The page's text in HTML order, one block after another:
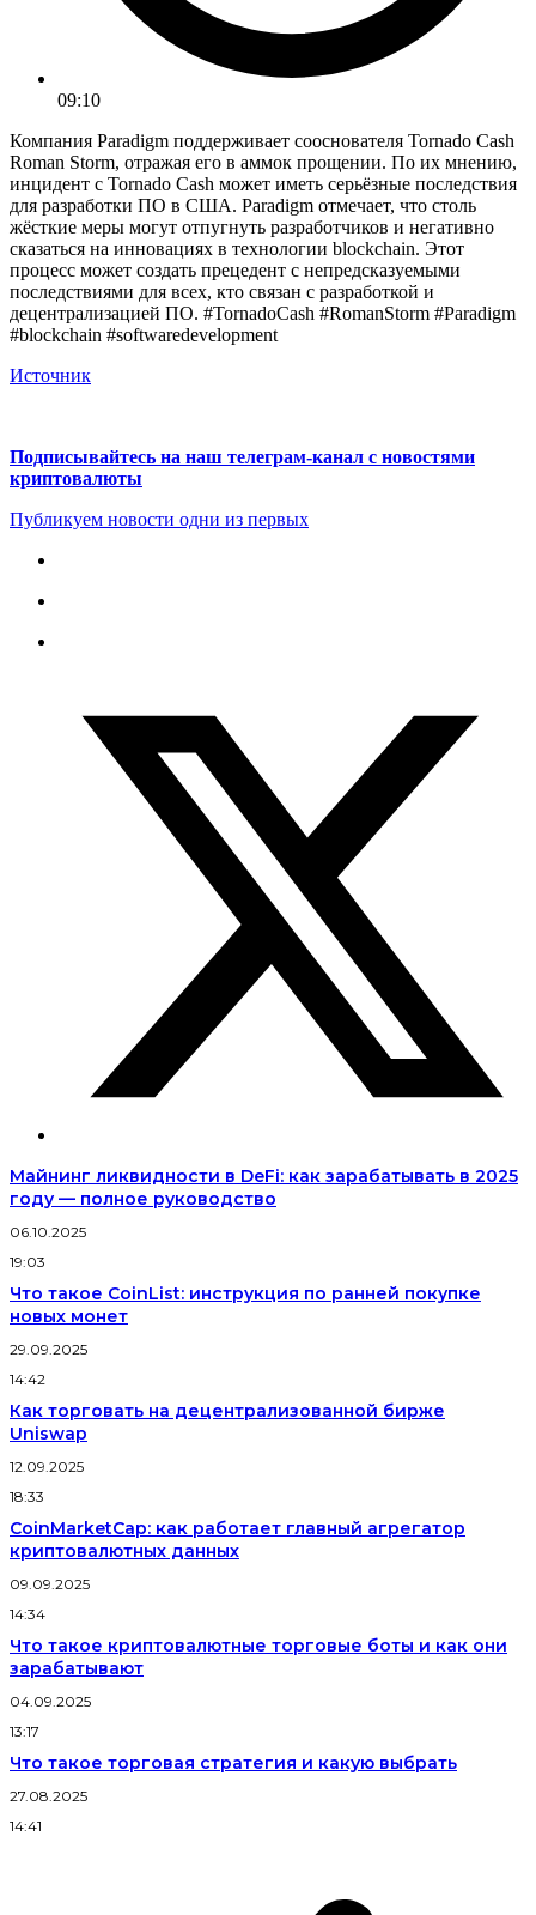
09:10
Компания Paradigm поддерживает сооснователя Tornado Cash
Roman Storm, отражая его в аммок прощении. По их мнению,
инцидент с Tornado Cash может иметь серьёзные последствия
для разработки ПО в США. Paradigm отмечает, что столь
жёсткие меры могут отпугнуть разработчиков и негативно
сказаться на инновациях в технологии blockchain. Этот
процесс может создать прецедент с непредсказуемыми
последствиями для всех, кто связан с разработкой и
децентрализацией ПО. #TornadoCash #RomanStorm #Paradigm
#blockchain #softwaredevelopment
Источник
Подписывайтесь на наш телеграм-канал с новостями
криптовалюты
Публикуем новости одни из первых
Майнинг ликвидности в DeFi: как зарабатывать в 2025
году — полное руководство
06.10.2025
19:03
Что такое CoinList: инструкция по ранней покупке
новых монет
29.09.2025
14:42
Как торговать на децентрализованной бирже
Uniswap
12.09.2025
18:33
CoinMarketCap: как работает главный агрегатор
криптовалютных данных
09.09.2025
14:34
Что такое криптовалютные торговые боты и как они
зарабатывают
04.09.2025
13:17
Что такое торговая стратегия и какую выбрать
27.08.2025
14:41